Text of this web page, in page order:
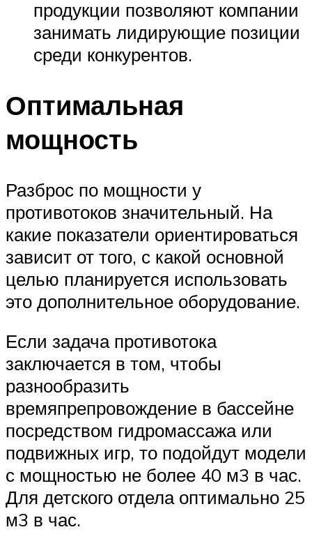
продукции позволяют компании
занимать лидирующие позиции
среди конкурентов.
Оптимальная
мощность
Разброс по мощности у
противотоков значительный. На
какие показатели ориентироваться
зависит от того, с какой основной
целью планируется использовать
это дополнительное оборудование.
Если задача противотока
заключается в том, чтобы
разнообразить
времяпрепровождение в бассейне
посредством гидромассажа или
подвижных игр, то подойдут модели
с мощностью не более 40 м3 в час.
Для детского отдела оптимально 25
м3 в час.